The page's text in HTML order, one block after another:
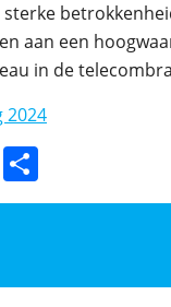
aan een
in de
2024
Facebook